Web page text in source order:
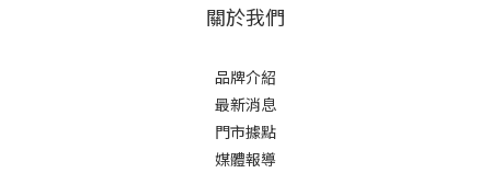
關於我們
品牌介紹
最新消息
門市據點
媒體報導